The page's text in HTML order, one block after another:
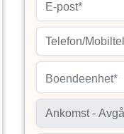
Boendeenhet*